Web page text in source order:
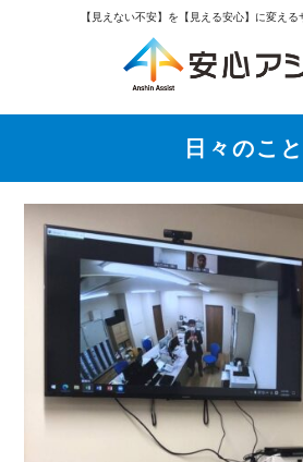
【見えない不安】を【見える安心】に変え
日々のこと